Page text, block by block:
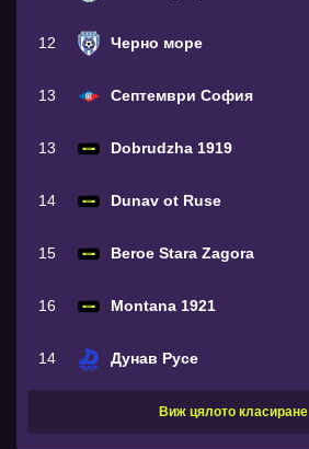
12 Черно море
13 Септември София
13 Dobrudzha 1919
14 Dunav ot Ruse
15 Beroe Stara Zagora
16 Montana 1921
14 Дунав Русе
Виж цялото класиране